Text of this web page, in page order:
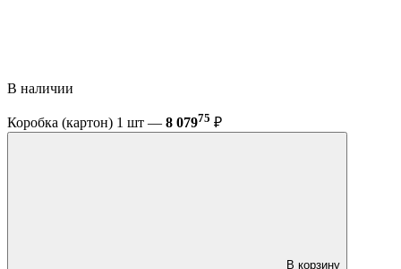
В наличии
Коробка (картон) 1 шт — 8 07975 ₽
В корзину